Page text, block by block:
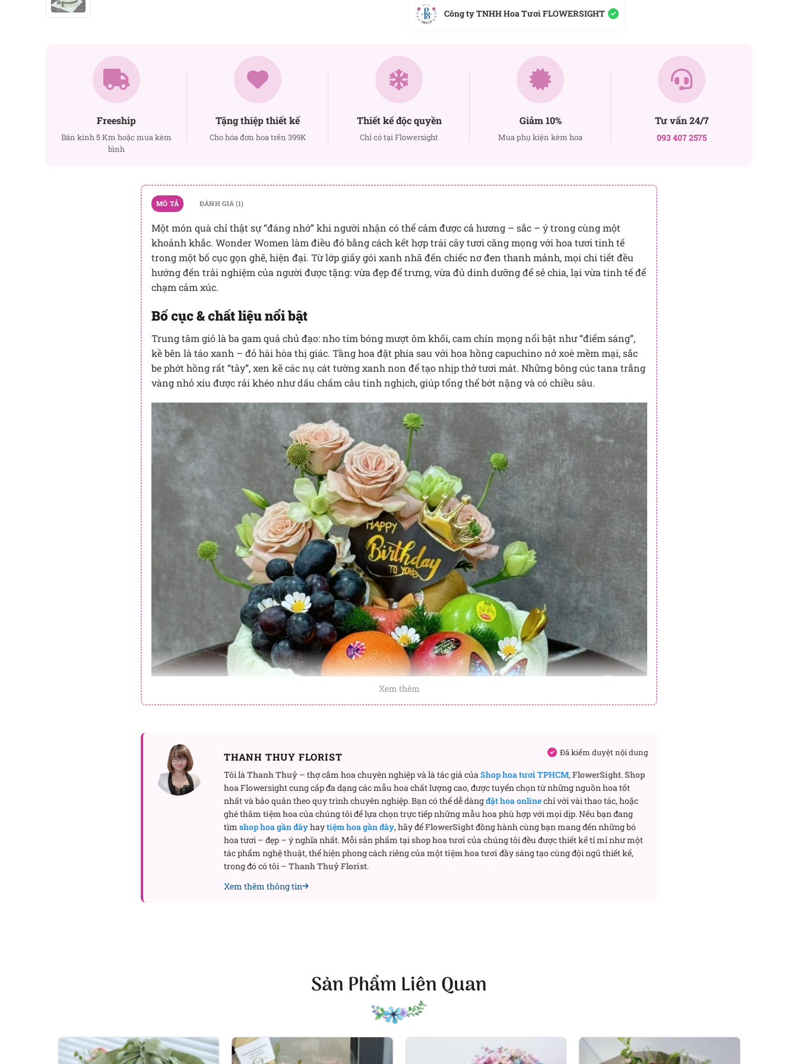
Công ty TNHH Hoa Tươi FLOWERSIGHT
Freeship
Bán kính 5 Km hoặc mua kèm
bình
Tặng thiệp thiết kế
Cho hóa đơn hoa trên 399K
Thiết kế độc quyền
Chỉ có tại Flowersight
Giảm 10%
Mua phụ kiện kèm hoa
Tư vấn 24/7
093 407 2575
MÔ TẢ ĐÁNH GIÁ (1)
Một món quà chỉ thật sự “đáng nhớ” khi người nhận có thể cảm được cả hương – sắc – ý trong cùng một
khoảnh khắc. Wonder Women làm điều đó bằng cách kết hợp trái cây tươi căng mọng với hoa tươi tinh tế
trong một bố cục gọn ghẽ, hiện đại. Từ lớp giấy gói xanh nhã đến chiếc nơ đen thanh mảnh, mọi chi tiết đều
hướng đến trải nghiệm của người được tặng: vừa đẹp để trưng, vừa đủ dinh dưỡng để sẻ chia, lại vừa tinh tế để
chạm cảm xúc.
Bố cục & chất liệu nổi bật
Trung tâm giỏ là ba gam quả chủ đạo: nho tím bóng mượt ôm khối, cam chín mọng nổi bật như “điểm sáng”,
kề bên là táo xanh – đỏ hài hòa thị giác. Tầng hoa đặt phía sau với hoa hồng capuchino nở xoè mềm mại, sắc
be phớt hồng rất “tây”, xen kẽ các nụ cát tường xanh non để tạo nhịp thở tươi mát. Những bông cúc tana trắng
vàng nhỏ xíu được rải khéo như dấu chấm câu tinh nghịch, giúp tổng thể bớt nặng và có chiều sâu.
Wonder Women nói bằng ngôn ngữ màu sắc: tím nho trầm tĩnh – biểu tượng của sự bản lĩnh; cam rực rỡ –
nguồn năng lượng tích cực; xanh táo mát lành – cảm giác an yên; be capuchino – nét thanh lịch nữ tính. Khi
bền bỉ. Đây là kiểu đẹp “low-key luxury” – đủ nổi bật trước ống kính, nhưng vẫn giữ sự tinh tế đúng mực trong
không gian trang trọng.
Xem thêm
THANH THUY FLORIST Đã kiểm duyệt nội dung
Tôi làThanh Thuỷ – thợ cắm hoa chuyên nghiệp và là tác giả củaShop hoa tươi TPHCM,FlowerSight.Shop
hoaFlowersight cung cấp đa dạng các mẫu hoa chất lượng cao, được tuyển chọn từ những nguồn hoa tốt
nhất và bảo quản theo quy trình chuyên nghiệp. Bạn có thể dễ dàngđặt hoa onlinechỉ với vài thao tác, hoặc
ghé thăm tiệm hoacủa chúng tôi để lựa chọn trực tiếp những mẫu hoa phù hợp với mọi dịp. Nếu bạn đang
tìm shop hoa gần đâyhaytiệm hoa gần đây, hãy đểFlowerSightđồng hành cùng bạn mang đến những bó
hoa tươi – đẹp – ý nghĩa nhất. Mỗi sản phẩm tạishop hoa tươicủa chúng tôi đều được thiết kế tỉ mỉ như một
tác phẩm nghệ thuật, thể hiện phong cách riêng của mộttiệm hoa tươiđầy sáng tạo cùng đội ngũ thiết kế,
trong đó có tôi – Thanh Thuỷ Florist.
Xem thêm thông tin
Sản Phẩm Liên Quan